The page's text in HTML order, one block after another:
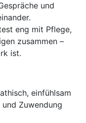
und
eng mit Pflege,
zusammen –
ist.
einfühlsam
Zuwendung